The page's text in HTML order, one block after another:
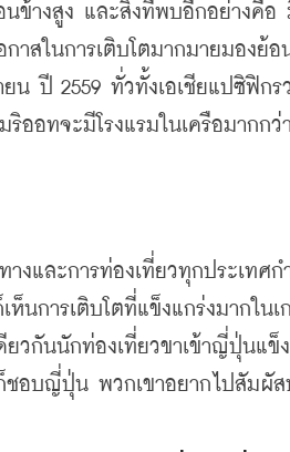
นข้างสูง และสิ่งที่พบอีกอย่างคือ
าสในการเติบโตมากมายมอง
ยน ปี 2559 ทั่วทั้งเอเชียแปซิฟิก
อทจะมีโรงแรมในเครือมากกว่
ละการท่องเที่ยวทุกประเทศก
นการเติบโตที่แข็งแกร่งมากใน
วกันนักท่องเที่ยวขาเข้าญี่ปุ่นแ
อบญี่ปุ่น พวกเขาอยากไปสัมผั